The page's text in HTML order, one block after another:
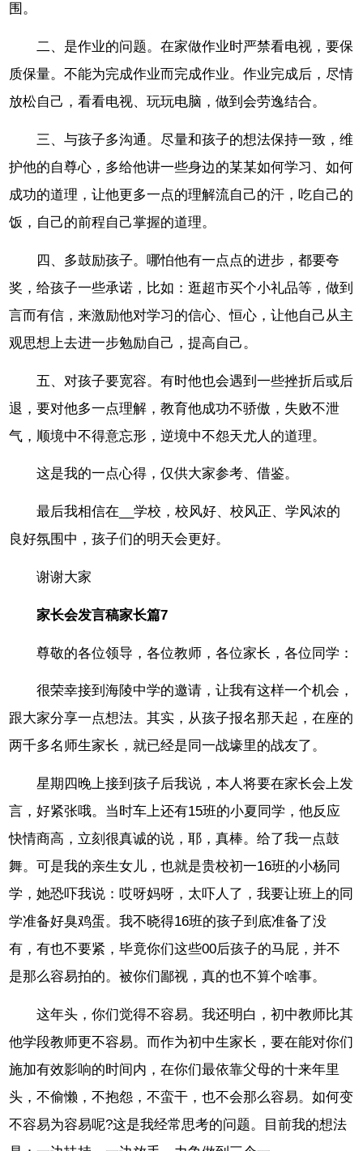
围。
二、是作业的问题。在家做作业时严禁看电视，要保
质保量。不能为完成作业而完成作业。作业完成后，尽情
放松自己，看看电视、玩玩电脑，做到会劳逸结合。
三、与孩子多沟通。尽量和孩子的想法保持一致，维
护他的自尊心，多给他讲一些身边的某某如何学习、如何
成功的道理，让他更多一点的理解流自己的汗，吃自己的
饭，自己的前程自己掌握的道理。
四、多鼓励孩子。哪怕他有一点点的进步，都要夸
奖，给孩子一些承诺，比如：逛超市买个小礼品等，做到
言而有信，来激励他对学习的信心、恒心，让他自己从主
观思想上去进一步勉励自己，提高自己。
五、对孩子要宽容。有时他也会遇到一些挫折后或后
退，要对他多一点理解，教育他成功不骄傲，失败不泄
气，顺境中不得意忘形，逆境中不怨天尤人的道理。
这是我的一点心得，仅供大家参考、借鉴。
最后我相信在__学校，校风好、校风正、学风浓的
良好氛围中，孩子们的明天会更好。
谢谢大家
家长会发言稿家长篇7
尊敬的各位领导，各位教师，各位家长，各位同学：
很荣幸接到海陵中学的邀请，让我有这样一个机会，
跟大家分享一点想法。其实，从孩子报名那天起，在座的
两千多名师生家长，就已经是同一战壕里的战友了。
星期四晚上接到孩子后我说，本人将要在家长会上发
言，好紧张哦。当时车上还有15班的小夏同学，他反应
快情商高，立刻很真诚的说，耶，真棒。给了我一点鼓
舞。可是我的亲生女儿，也就是贵校初一16班的小杨同
学，她恐吓我说：哎呀妈呀，太吓人了，我要让班上的同
学准备好臭鸡蛋。我不晓得16班的孩子到底准备了没
有，有也不要紧，毕竟你们这些00后孩子的马屁，并不
是那么容易拍的。被你们鄙视，真的也不算个啥事。
这年头，你们觉得不容易。我还明白，初中教师比其
他学段教师更不容易。而作为初中生家长，要在能对你们
施加有效影响的时间内，在你们最依靠父母的十来年里
头，不偷懒，不抱怨，不蛮干，也不会那么容易。如何变
不容易为容易呢?这是我经常思考的问题。目前我的想法